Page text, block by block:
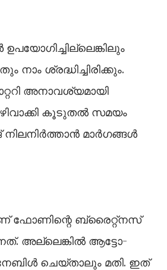
ശ്രദ്ധിച്ചിരിക്കും.
അനാവശ്യമായി
കൂടുതൽ സമയം
മാർഗങ്ങൾ
ഫോണിന്റെ ബ്രൈറ്റ്‌നസ്
അല്ലെങ്കില്‍ ആട്ടോ-
ചെയ്താലും മതി. ഇത്